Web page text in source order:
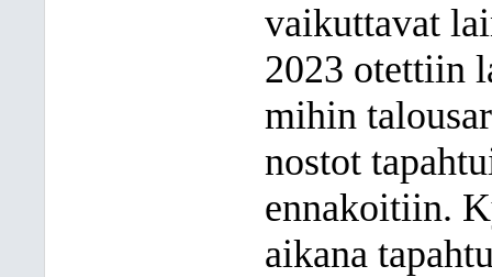
vaikuttavat
2023 otettiin
mihin
nostot
ennakoitiin.
aikana